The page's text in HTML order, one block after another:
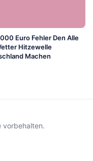
Euro Fehler Den Alle
Hitzewelle
Machen
vorbehalten.